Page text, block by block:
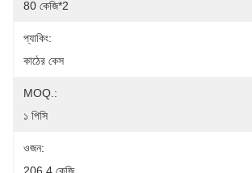
80 কেজি*2
প্যাকিং:
কাঠের কেস
MOQ.:
১ পিসি
ওজন: